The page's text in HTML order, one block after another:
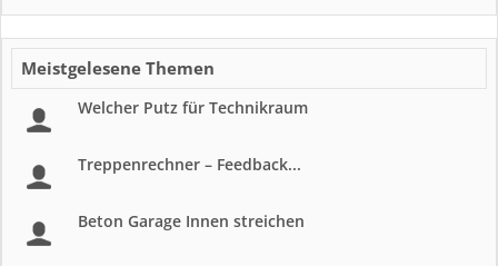
Meistgelesene Themen
Welcher Putz für Technikraum
Treppenrechner – Feedback...
Beton Garage Innen streichen